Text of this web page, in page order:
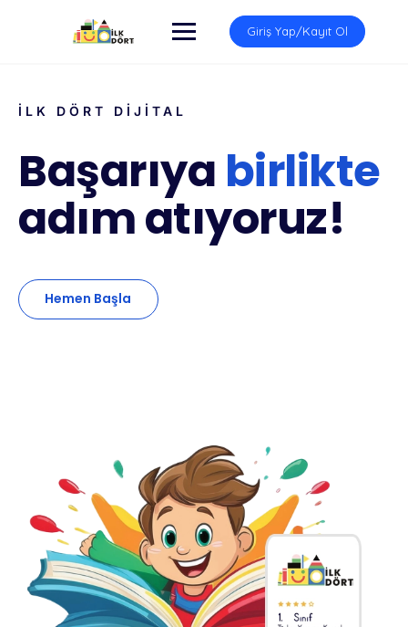
Giriş Yap/Kayıt Ol
İLK DÖRT DİJİTAL
Başarıya birlikte
adım atıyoruz!
Hemen Başla